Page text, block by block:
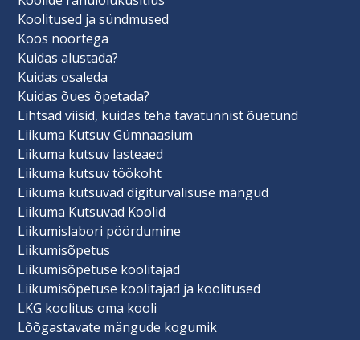
Koolitused ja sündmused
Koos noortega
Kuidas alustada?
Kuidas osaleda
Kuidas õues õpetada?
Lihtsad viisid, kuidas teha tavatunnist õuetund
Liikuma Kutsuv Gümnaasium
Liikuma kutsuv lasteaed
Liikuma kutsuv töökoht
Liikuma kutsuvad digiturvalisuse mängud
Liikuma Kutsuvad Koolid
Liikumislabori pöördumine
Liikumisõpetus
Liikumisõpetuse koolitajad
Liikumisõpetuse koolitajad ja koolitused
LKG koolitus oma kooli
Lõõgastavate mängude kogumik